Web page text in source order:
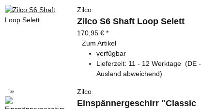
Zilco
Zilco S6 Shaft Loop Selett
170,95 €*
Zum Artikel
verfügbar
Lieferzeit: 11 - 12 Werktage(DE -
Ausland abweichend)
Top Zilco
Einspännergeschirr "Classic